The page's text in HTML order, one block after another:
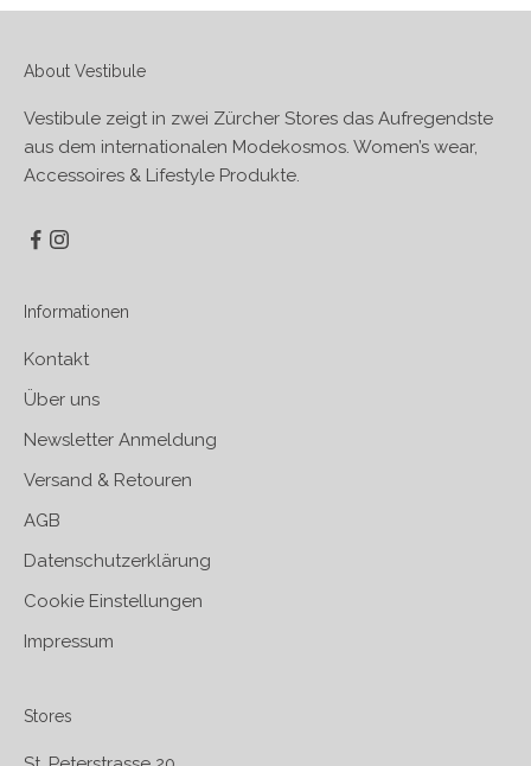
About Vestibule
Vestibule zeigt in zwei Zürcher Stores das Aufregendste
aus dem internationalen Modekosmos. Women’s wear,
Accessoires & Lifestyle Produkte.
Informationen
Kontakt
Über uns
Newsletter Anmeldung
Versand & Retouren
AGB
Datenschutzerklärung
Cookie Einstellungen
Impressum
Stores